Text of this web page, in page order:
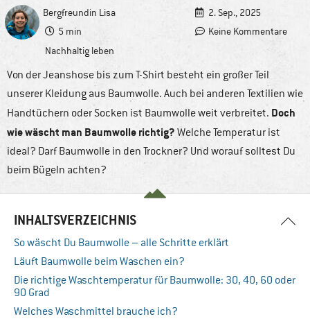
Bergfreundin Lisa
2. Sep., 2025
5 min
Keine Kommentare
Nachhaltig leben
Von der Jeanshose bis zum T-Shirt besteht ein großer Teil
unserer Kleidung aus Baumwolle. Auch bei anderen Textilien wie
Handtüchern oder Socken ist Baumwolle weit verbreitet. Doch
wie wäscht man Baumwolle richtig? Welche Temperatur ist
ideal? Darf Baumwolle in den Trockner? Und worauf solltest Du
beim Bügeln achten?
INHALTSVERZEICHNIS
So wäscht Du Baumwolle – alle Schritte erklärt
Läuft Baumwolle beim Waschen ein?
Die richtige Waschtemperatur für Baumwolle: 30, 40, 60 oder
90 Grad
Welches Waschmittel brauche ich?